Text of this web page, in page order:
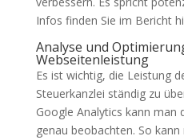
Infos finden Sie im Bericht
Analyse und
Webseitenleistung
Es ist wichtig, die Leistung
Steuerkanzlei ständig zu
Google Analytics kann man
genau beobachten. So